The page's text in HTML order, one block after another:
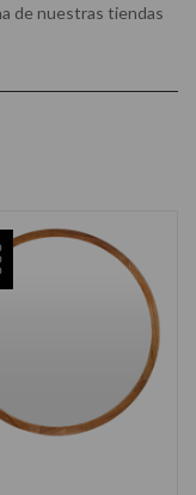
de nuestras tiendas